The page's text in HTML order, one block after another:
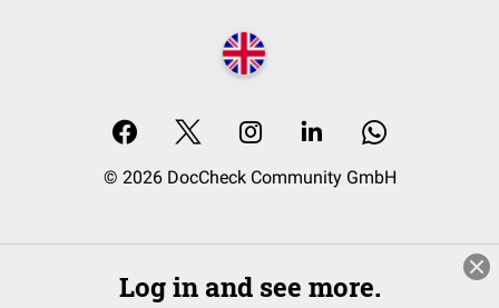
© 2026 DocCheck Community GmbH
Log in and see more.